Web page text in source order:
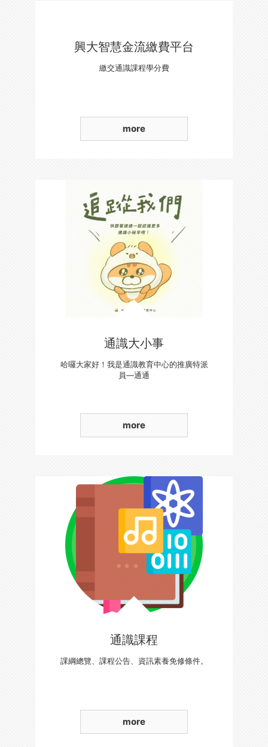
興大智慧金流繳費平台
繳交通識課程學分費
more
通識大小事
哈囉大家好！我是通識教育中心的推廣特派
員—通通
more
通識課程
課綱總覽、課程公告、資訊素養免修條件。
more